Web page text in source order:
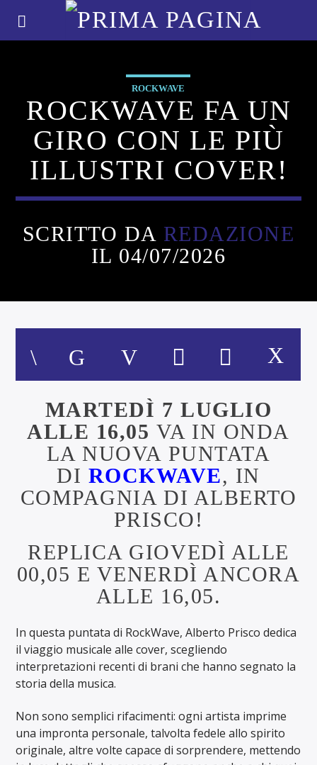
ROCKWAVE
ROCKWAVE FA UN
GIRO CON LE PIÙ
ILLUSTRI COVER!
SCRITTO DA REDAZIONE
IL 04/07/2026
MARTEDÌ 7 LUGLIO
ALLE 16,05 VA IN ONDA
LA NUOVA PUNTATA
DI ROCKWAVE, IN
COMPAGNIA DI ALBERTO
PRISCO!
REPLICA GIOVEDÌ ALLE
00,05 E VENERDÌ ANCORA
ALLE 16,05.
In questa puntata di RockWave, Alberto Prisco dedica
il viaggio musicale alle cover, scegliendo
interpretazioni recenti di brani che hanno segnato la
storia della musica.
Non sono semplici rifacimenti: ogni artista imprime
una impronta personale, talvolta fedele allo spirito
originale, altre volte capace di sorprendere, mettendo